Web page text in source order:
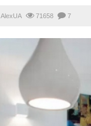
AlexUA 71658 7